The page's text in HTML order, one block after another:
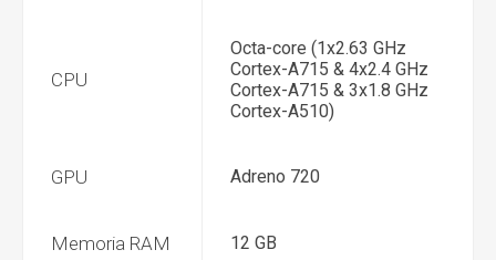
CPU
Octa-core (1x2.63 GHz
Cortex-A715 & 4x2.4 GHz
Cortex-A715 & 3x1.8 GHz
Cortex-A510)
GPU Adreno 720
Memoria RAM 12 GB